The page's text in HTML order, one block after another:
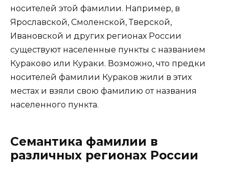
носителей этой фамилии. Например, в
Ярославской, Смоленской, Тверской,
Ивановской и других регионах России
существуют населенные пункты с названием
Кураково или Кураки. Возможно, что предки
носителей фамилии Кураков жили в этих
местах и взяли свою фамилию от названия
населенного пункта.
Семантика фамилии в
различных регионах России